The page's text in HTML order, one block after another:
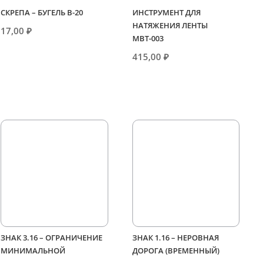
СКРЕПА – БУГЕЛЬ В-20
17,00₽
ИНСТРУМЕНТ ДЛЯ
НАТЯЖЕНИЯ ЛЕНТЫ
МВТ-003
415,00 ₽
ЗНАК 3.16 – ОГРАНИЧЕНИЕ
МИНИМАЛЬНОЙ
ЗНАК 1.16 – НЕРОВНАЯ
ДОРОГА (ВРЕМЕННЫЙ)